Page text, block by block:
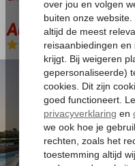
Atlantica Eleon
All Inclusive-